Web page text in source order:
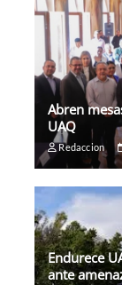
Abren
UAQ
Redaccion
Endurece
ante